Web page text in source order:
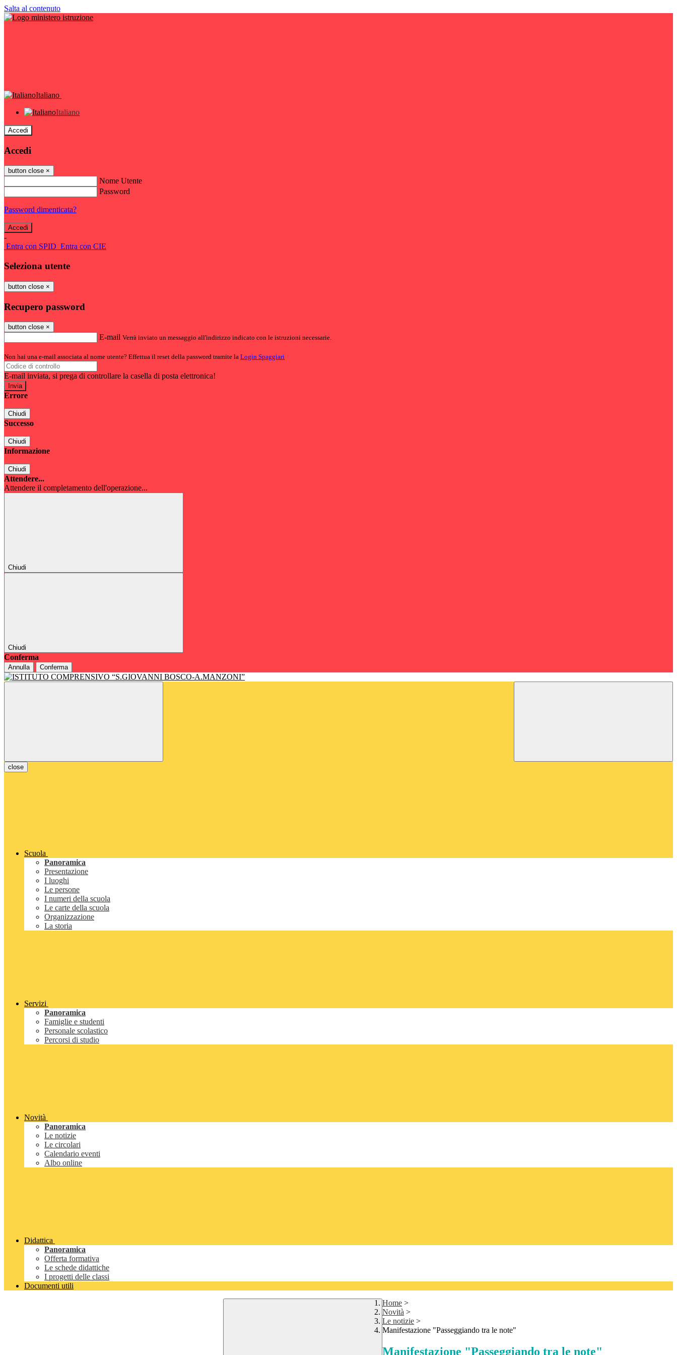
Salta al contenuto
Italiano
Italiano
Accedi
Accedi
button close ×
Nome Utente
Password
Password dimenticata?
-
Entra con SPID Entra con CIE
Seleziona utente
button close ×
Recupero password
button close ×
E-mail Verrà inviato un messaggio all'indirizzo indicato con le istruzioni necessarie.
Non hai una e-mail associata al nome utente? Effettua il reset della password tramite la Login Spaggiari
E-mail inviata, si prega di controllare la casella di posta elettronica!
Errore
Chiudi
Successo
Chiudi
Informazione
Chiudi
Attendere...
Attendere il completamento dell'operazione...
Chiudi
Chiudi
Conferma
Annulla Conferma
close
Scuola
Panoramica
Presentazione
I luoghi
Le persone
I numeri della scuola
Le carte della scuola
Organizzazione
La storia
Servizi
Panoramica
Famiglie e studenti
Personale scolastico
Percorsi di studio
Novità
Panoramica
Le notizie
Le circolari
Calendario eventi
Albo online
Didattica
Panoramica
Offerta formativa
Le schede didattiche
I progetti delle classi
Documenti utili
Home >
Novità >
Le notizie >
Manifestazione "Passeggiando tra le note"
Manifestazione "Passeggiando tra le note"